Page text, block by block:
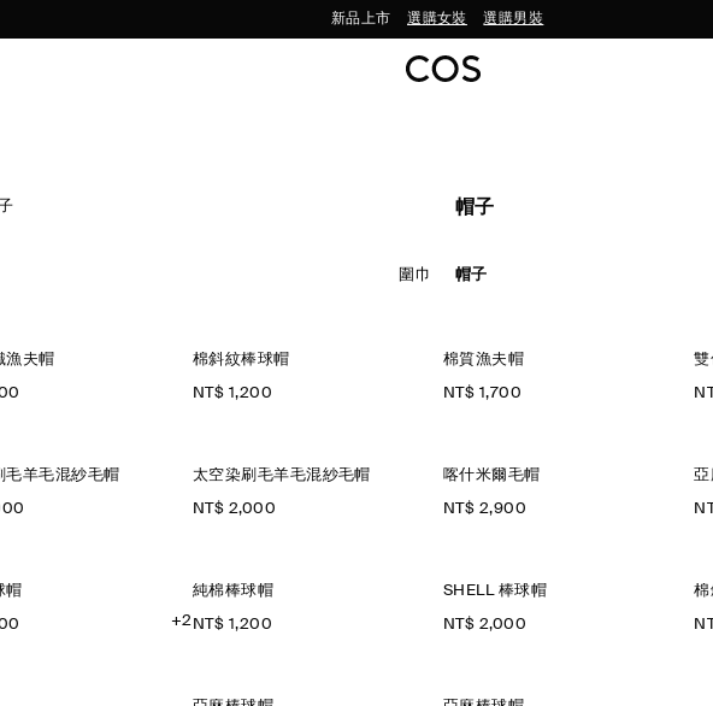
新品上市 選購女裝 選購男裝
帽子
圍巾 帽子
漁夫帽 棉斜紋棒球帽
NT$ 1,200
棉質漁夫帽
NT$ 1,700
雙
毛羊毛混紗毛帽 太空染刷毛羊毛混紗毛帽
NT$ 2,000
喀什米爾毛帽
NT$ 2,900
帽
+2
純棉棒球帽
NT$ 1,200
SHELL 棒球帽
NT$ 2,000
棉